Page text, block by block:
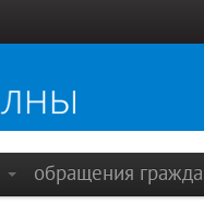
обращения